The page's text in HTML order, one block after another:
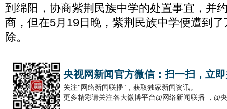
到绵阳，协商紫荆民族中学的处置事宜，并
商，但在5月19日晚，紫荆民族中学便遭到
除。
央视网新闻官方微信：扫一扫，立
关注"网络新闻联播"，获取独家新闻资讯。
更多精彩请关注各大微博平台@网络新闻联播 ，@